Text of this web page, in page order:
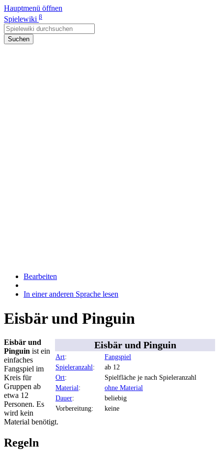
Hauptmenü öffnen
Spielewiki β
Suchen
Bearbeiten
In einer anderen Sprache lesen
Eisbär und Pinguin
Eisbär und Pinguin
Art:
Fangspiel
Spieleranzahl:
ab 12
Ort:
Spielfläche je nach Spieleranzahl
Material:
ohne Material
Dauer:
beliebig
Vorbereitung:
keine
Eisbär und
Pinguin ist ein
einfaches
Fangspiel im
Kreis für
Gruppen ab
etwa 12
Personen. Es
wird kein
Material benötigt.
Regeln